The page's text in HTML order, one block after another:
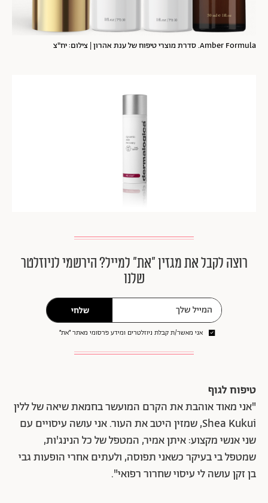
Amber Formula. סדרת מוצרי טיפוח של ענת אהרון | צילום: יח"צ
רוצה לקבל את מגזין ״את״ למייל? הירשמי לניוזלטר
שלנו
שלחי
אני מאשר/ת קבלת ניוזלטרים ומידע פרסומי מאתר ״את״
טיפוח לגוף
"אני מאוד אוהבת את הקרם המועשר בחמאת שיאה של ללין
Shea Kukui, שמזין היטב את העור. אני עושה עיסויים עם
שני אנשי מקצוע: איתן אמיר, המטפל של כל הנינג'ות,
שמטפל בי בעיקר כשאני תפוסה, ולעתים אחרי הופעות גבי
בן זקן עושה לי עיסוי שחרור רפואי".